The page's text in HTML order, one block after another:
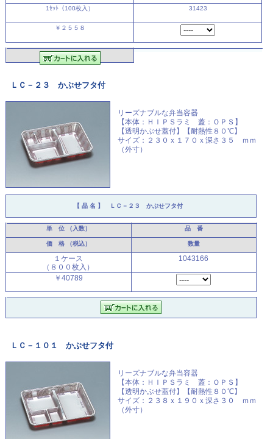
1ｾｯﾄ（100枚入） 31423
￥２５５８
ＬＣ－２３ かぶせフタ付
リーズナブルな弁当容器
【本体：ＨＩＰＳラミ 蓋：ＯＰＳ】
【透明かぶせ蓋付】【耐熱性８０℃】
サイズ：２３０ｘ１７０ｘ深さ３５ ｍｍ
（外寸）
【 品 名 】 ＬＣ－２３ かぶせフタ付
単 位（入数） 品 番
価 格（税込） 数量
１ケース
（８００枚入）
1043166
￥40789
ＬＣ－１０１ かぶせフタ付
リーズナブルな弁当容器
【本体：ＨＩＰＳラミ 蓋：ＯＰＳ】
【透明かぶせ蓋付】【耐熱性８０℃】
サイズ：２３８ｘ１９０ｘ深さ３０ ｍｍ
（外寸）